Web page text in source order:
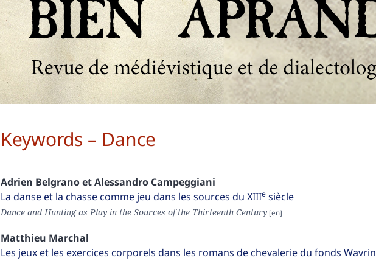
Keywords – Dance
Adrien BelgranoetAlessandro Campeggiani
La danse et la chasse comme jeu dans les sources du XIIIe siècle
Dance and Hunting as Play in the Sources of the Thirteenth Century
Matthieu Marchal
Les jeux et les exercices corporels dans les romans de chevalerie du fonds Wavrin